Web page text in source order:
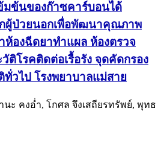
มข้นของก๊าซคาร์บอนได้
ผู้ป่วยนอกเพื่อพัฒนาคุณภาพ
องฉีดยาทำแผล ห้องตรวจ
ติโรคติดต่อเรื้อรัง จุดคัดกรอง
ทั่วไป โรงพยาบาลแม่สาย
นะ คงอ่ำ, โกศล จึงเสถียรทรัพย์, พุทธ